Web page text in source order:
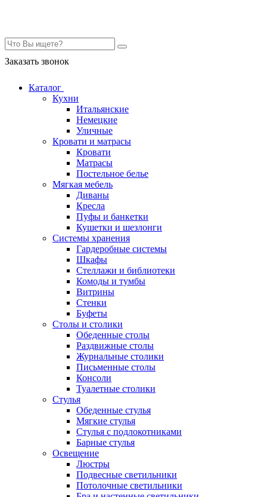
Заказать звонок
Каталог
Кухни
Итальянские
Немецкие
Уличные
Кровати и матрасы
Кровати
Матрасы
Постельное белье
Мягкая мебель
Диваны
Кресла
Пуфы и банкетки
Кушетки и шезлонги
Системы хранения
Гардеробные системы
Шкафы
Стеллажи и библиотеки
Комоды и тумбы
Витрины
Стенки
Буфеты
Столы и столики
Обеденные столы
Раздвижные столы
Журнальные столики
Письменные столы
Консоли
Туалетные столики
Стулья
Обеденные стулья
Мягкие стулья
Стулья с подлокотниками
Барные стулья
Освещение
Люстры
Подвесные светильники
Потолочные светильники